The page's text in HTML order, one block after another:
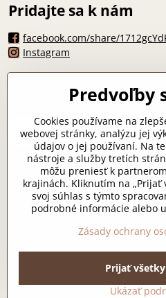
Pridajte sa k nám
facebook.com/share/
Instagram
Máte otázku?
Odoslať
Všetko k nákupu
©2026
Predvoľby súkromiaZásady
Predvoľby
Cookies používame na
webovej stránky, analýzu jej
údajov o jej používaní. Na
nástroje a služby tretích
môžu preniesť k
krajinách. Kliknutím na „Prijať
svoj súhlas s týmto
podrobné informácie alebo
Zásady ochrany
Ukázať
Prijať